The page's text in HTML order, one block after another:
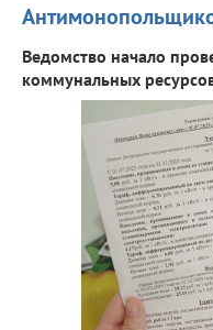
Ведомство начало
коммунальных